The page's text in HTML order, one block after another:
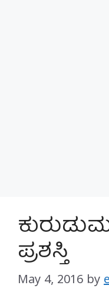
ಪ್ರಶಸ್ತಿ
May 4, 2016 by